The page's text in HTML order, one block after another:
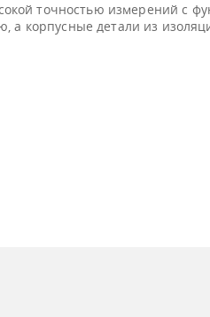
точностью измерений с
а корпусные детали из